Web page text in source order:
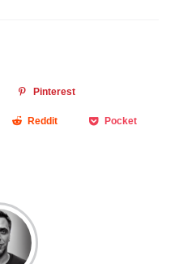
Pinterest
Reddit Pocket